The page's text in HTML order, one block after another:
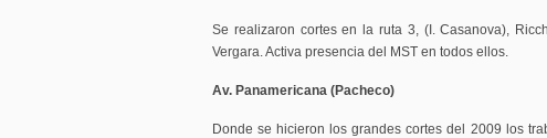
Se realizaron cortes en la ruta 3, (I. Casanova),
Vergara. Activa presencia del MST en todos ellos.
Av. Panamericana (Pacheco)
Donde se hicieron los grandes cortes del 2009 los